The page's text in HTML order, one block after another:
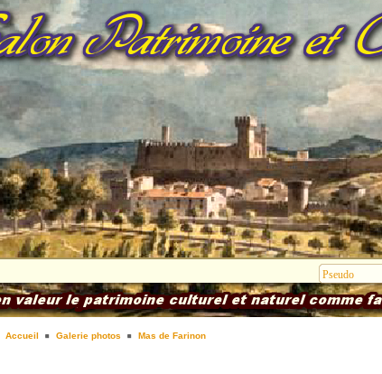
Accueil Galerie photos Mas de Farinon